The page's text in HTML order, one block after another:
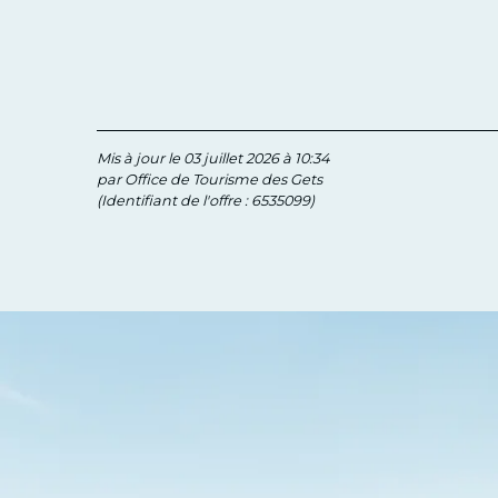
Mis à jour le 03 juillet 2026 à 10:34
par Office de Tourisme des Gets
(Identifiant de l'offre : 6535099)